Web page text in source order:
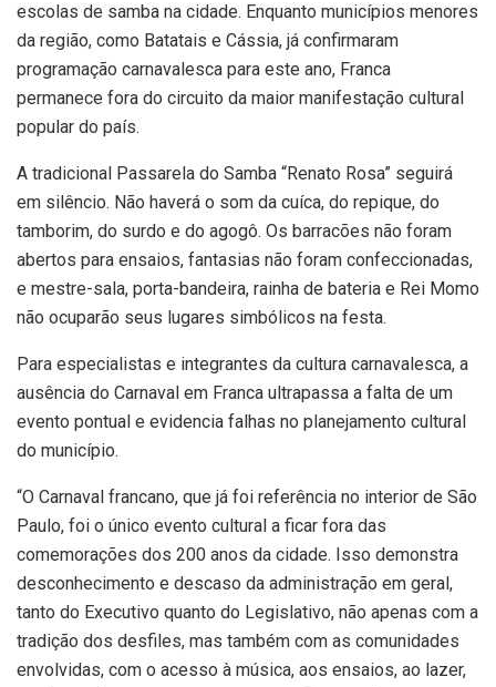
escolas de samba na cidade. Enquanto municípios menores
da região, como Batatais e Cássia, já confirmaram
programação carnavalesca para este ano, Franca
permanece fora do circuito da maior manifestação cultural
popular do país.
A tradicional Passarela do Samba “Renato Rosa” seguirá
em silêncio. Não haverá o som da cuíca, do repique, do
tamborim, do surdo e do agogô. Os barracões não foram
abertos para ensaios, fantasias não foram confeccionadas,
e mestre-sala, porta-bandeira, rainha de bateria e Rei Momo
não ocuparão seus lugares simbólicos na festa.
Para especialistas e integrantes da cultura carnavalesca, a
ausência do Carnaval em Franca ultrapassa a falta de um
evento pontual e evidencia falhas no planejamento cultural
do município.
“O Carnaval francano, que já foi referência no interior de São
Paulo, foi o único evento cultural a ficar fora das
comemorações dos 200 anos da cidade. Isso demonstra
desconhecimento e descaso da administração em geral,
tanto do Executivo quanto do Legislativo, não apenas com a
tradição dos desfiles, mas também com as comunidades
envolvidas, com o acesso à música, aos ensaios, ao lazer,